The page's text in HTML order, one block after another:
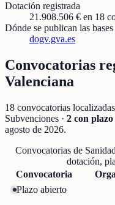
Dotación registrada
21.908.506 € en 18
Dónde se publican las bases
dogv.gva.es
Convocatorias
Valenciana
18 convocatorias localizadas
Subvenciones · 2 con
agosto de 2026.
Convocatorias de Sanidad
dotación,
Convocatoria
Plazo abierto